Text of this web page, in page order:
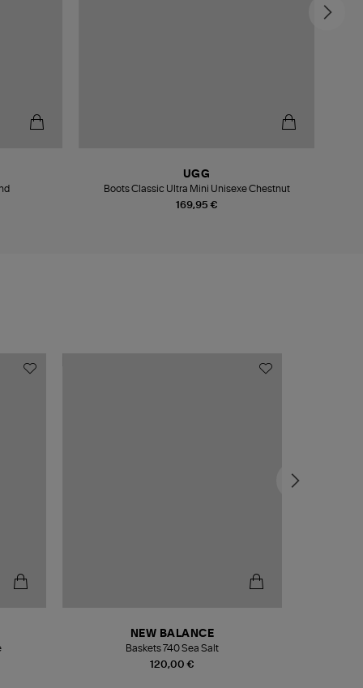
169,95 €
UGG
Boots Classic Ultra Mini Unisexe Chestnut
120,00 €
NEW BALANCE
Baskets 740 Sea Salt